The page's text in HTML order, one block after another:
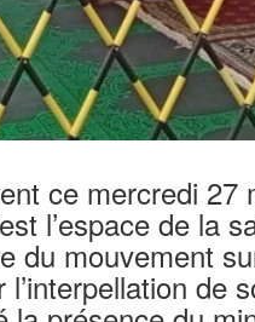
ce mercredi 27
l’espace de la
du mouvement
de